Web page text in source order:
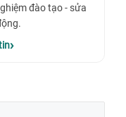
đào tạo - sửa